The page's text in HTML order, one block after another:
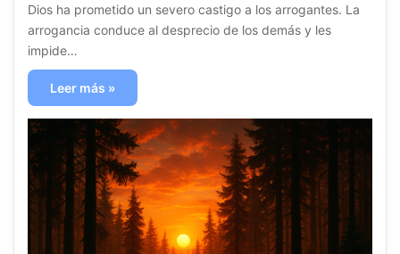
Dios ha prometido un severo castigo a los arrogantes. La
arrogancia conduce al desprecio de los demás y les
impide…
Leer más »